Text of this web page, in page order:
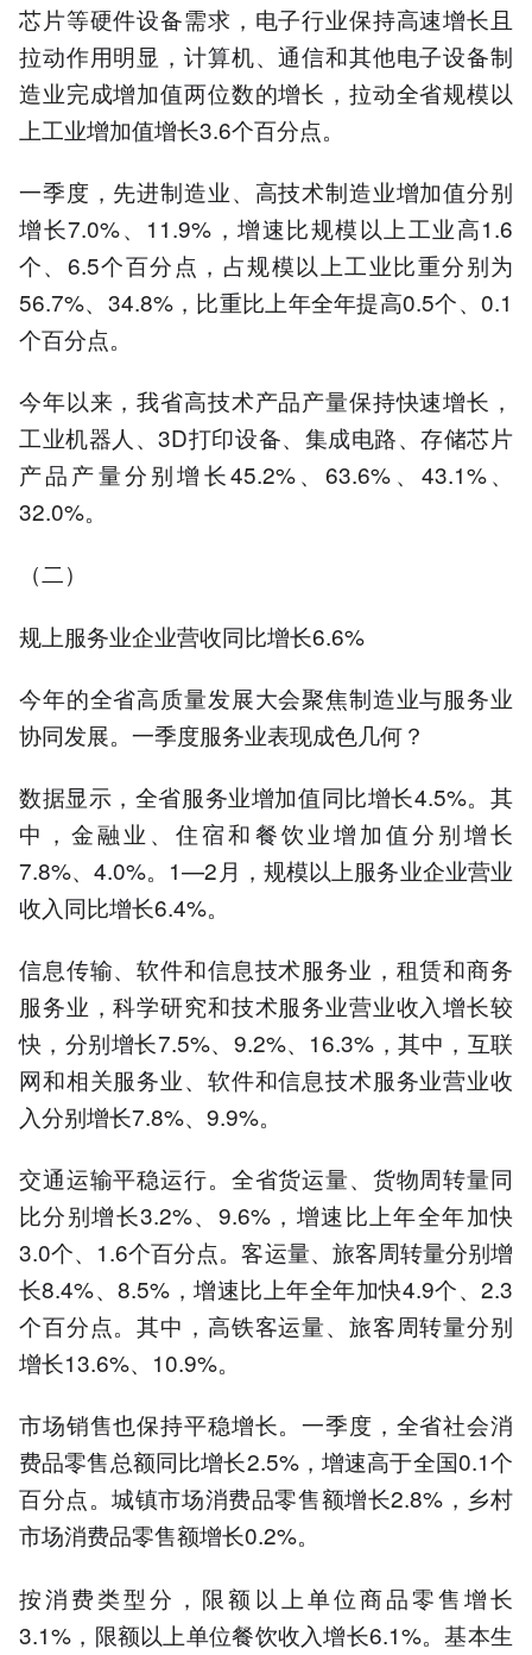
芯片等硬件设备需求，电子行业保持高速增长且
拉动作用明显，计算机、通信和其他电子设备制
造业完成增加值两位数的增长，拉动全省规模以
上工业增加值增长3.6个百分点。
一季度，先进制造业、高技术制造业增加值分别
增长7.0%、11.9%，增速比规模以上工业高1.6
个、6.5个百分点，占规模以上工业比重分别为
56.7%、34.8%，比重比上年全年提高0.5个、0.1
个百分点。
今年以来，我省高技术产品产量保持快速增长，
工业机器人、3D打印设备、集成电路、存储芯片
产品产量分别增长45.2%、63.6%、43.1%、
32.0%。
（二）
规上服务业企业营收同比增长6.6%
今年的全省高质量发展大会聚焦制造业与服务业
协同发展。一季度服务业表现成色几何？
数据显示，全省服务业增加值同比增长4.5%。其
中，金融业、住宿和餐饮业增加值分别增长
7.8%、4.0%。1—2月，规模以上服务业企业营业
收入同比增长6.4%。
信息传输、软件和信息技术服务业，租赁和商务
服务业，科学研究和技术服务业营业收入增长较
快，分别增长7.5%、9.2%、16.3%，其中，互联
网和相关服务业、软件和信息技术服务业营业收
入分别增长7.8%、9.9%。
交通运输平稳运行。全省货运量、货物周转量同
比分别增长3.2%、9.6%，增速比上年全年加快
3.0个、1.6个百分点。客运量、旅客周转量分别增
长8.4%、8.5%，增速比上年全年加快4.9个、2.3
个百分点。其中，高铁客运量、旅客周转量分别
增长13.6%、10.9%。
市场销售也保持平稳增长。一季度，全省社会消
费品零售总额同比增长2.5%，增速高于全国0.1个
百分点。城镇市场消费品零售额增长2.8%，乡村
市场消费品零售额增长0.2%。
按消费类型分，限额以上单位商品零售增长
3.1%，限额以上单位餐饮收入增长6.1%。基本生